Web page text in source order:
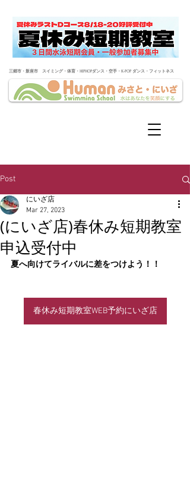
​三郷市・新座市 スイミング・体育・HIPHOPダンス・空手・K-POP ダンス・フィットネス
Post
(にいざ店)春休み短期教室
申込受付中
にいざ店
Mar 27, 2023
夏へ向けてライバルに差をつけよう！！
春休み短期教室WEB予約にいざ店